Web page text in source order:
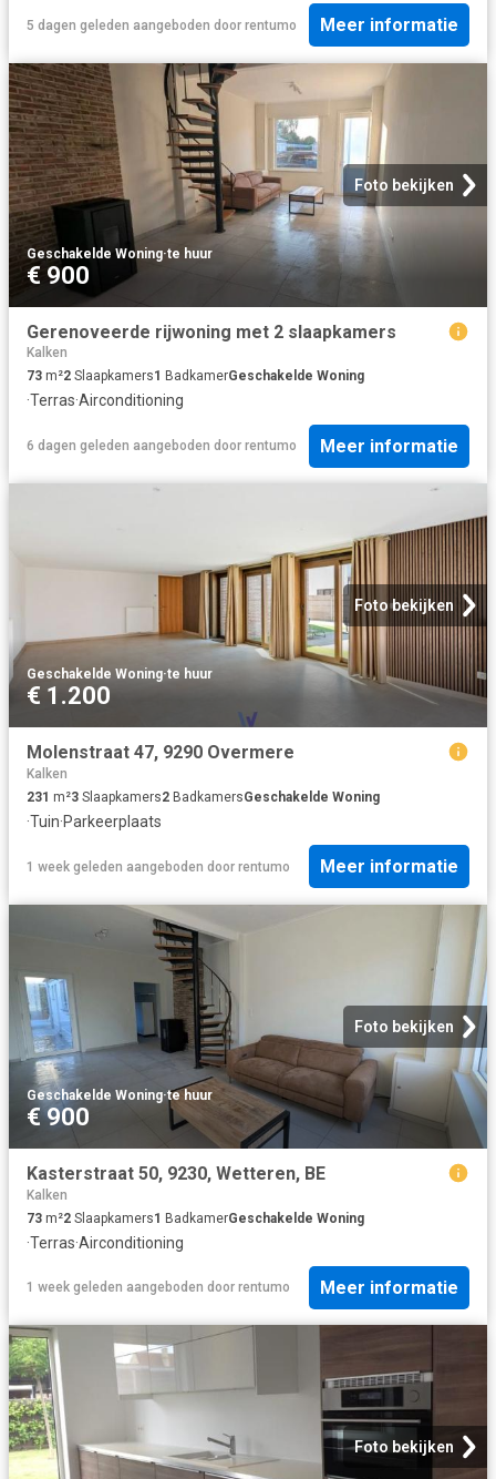
5 dagen geleden aangeboden door rentumo Meer informatie
Foto bekijken
Geschakelde Woning·te huur
€ 900
Gerenoveerde rijwoning met 2 slaapkamers
Kalken
73 m²2 Slaapkamers1 BadkamerGeschakelde Woning
·Terras·Airconditioning
6 dagen geleden aangeboden door rentumo Meer informatie
Foto bekijken
Geschakelde Woning·te huur
€ 1.200
Molenstraat 47, 9290 Overmere
Kalken
231 m²3 Slaapkamers2 BadkamersGeschakelde Woning
·Tuin·Parkeerplaats
1 week geleden aangeboden door rentumo Meer informatie
Foto bekijken
Geschakelde Woning·te huur
€ 900
Kasterstraat 50, 9230, Wetteren, BE
Kalken
73 m²2 Slaapkamers1 BadkamerGeschakelde Woning
·Terras·Airconditioning
1 week geleden aangeboden door rentumo Meer informatie
Foto bekijken